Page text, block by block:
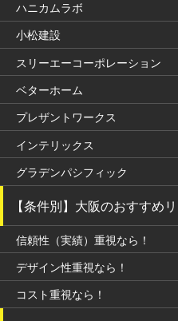
ハニカムラボ
小松建設
スリーエーコーポレーション
ベターホーム
プレザントワークス
インテリックス
グラデンパシフィック
【条件別】大阪のおすすめ
信頼性（実績）重視なら！
デザイン性重視なら！
コスト重視なら！